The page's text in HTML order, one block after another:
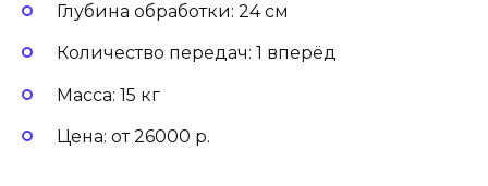
Глубина обработки: 24 см
Количество передач: 1 вперёд
Масса: 15 кг
Цена: от 26000 р.